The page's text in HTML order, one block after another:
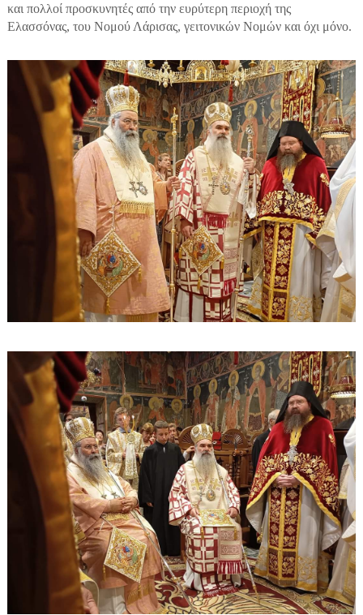
και πολλοί προσκυνητές από την ευρύτερη περιοχή της
Ελασσόνας, του Νομού Λάρισας, γειτονικών Νομών και όχι μόνο.